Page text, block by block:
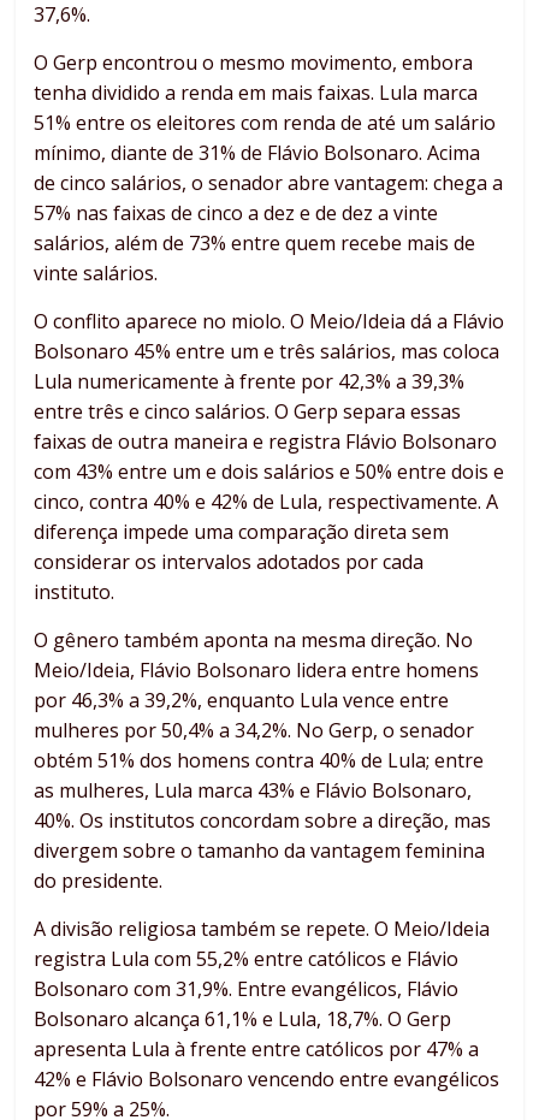
37,6%.
O Gerp encontrou o mesmo movimento, embora
tenha dividido a renda em mais faixas. Lula marca
51% entre os eleitores com renda de até um salário
mínimo, diante de 31% de Flávio Bolsonaro. Acima
de cinco salários, o senador abre vantagem: chega a
57% nas faixas de cinco a dez e de dez a vinte
salários, além de 73% entre quem recebe mais de
vinte salários.
O conflito aparece no miolo. O Meio/Ideia dá a Flávio
Bolsonaro 45% entre um e três salários, mas coloca
Lula numericamente à frente por 42,3% a 39,3%
entre três e cinco salários. O Gerp separa essas
faixas de outra maneira e registra Flávio Bolsonaro
com 43% entre um e dois salários e 50% entre dois e
cinco, contra 40% e 42% de Lula, respectivamente. A
diferença impede uma comparação direta sem
considerar os intervalos adotados por cada
instituto.
O gênero também aponta na mesma direção. No
Meio/Ideia, Flávio Bolsonaro lidera entre homens
por 46,3% a 39,2%, enquanto Lula vence entre
mulheres por 50,4% a 34,2%. No Gerp, o senador
obtém 51% dos homens contra 40% de Lula; entre
as mulheres, Lula marca 43% e Flávio Bolsonaro,
40%. Os institutos concordam sobre a direção, mas
divergem sobre o tamanho da vantagem feminina
do presidente.
A divisão religiosa também se repete. O Meio/Ideia
registra Lula com 55,2% entre católicos e Flávio
Bolsonaro com 31,9%. Entre evangélicos, Flávio
Bolsonaro alcança 61,1% e Lula, 18,7%. O Gerp
apresenta Lula à frente entre católicos por 47% a
42% e Flávio Bolsonaro vencendo entre evangélicos
por 59% a 25%.